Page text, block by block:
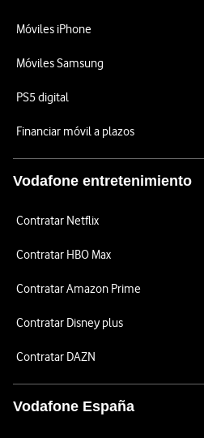
Móviles iPhone
Móviles Samsung
PS5 digital
Financiar móvil a plazos
Vodafone entretenimiento
Contratar Netflix
Contratar HBO Max
Contratar Amazon Prime
Contratar Disney plus
Contratar DAZN
Vodafone España